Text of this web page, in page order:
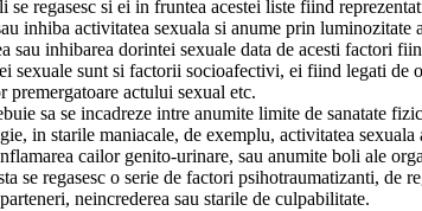
regasesc si ei in fruntea acestei liste fiind
inhiba activitatea sexuala si anume prin
sau inhibarea dorintei sexuale data de acesti factori
sexuale sunt si factorii socioafectivi, ei fiind legati de
premergatoare actului sexual etc.
sa se incadreze intre anumite limite de sanatate
in starile maniacale, de exemplu, activitatea sexuala
cailor genito-urinare, sau anumite boli ale
se regasesc o serie de factori psihotraumatizanti,
neincrederea sau starile de culpabilitate.